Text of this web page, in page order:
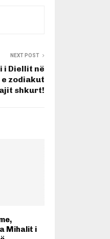
NEXT POST
i Diellit në
zodiakut
shkurt!
Mihalit i